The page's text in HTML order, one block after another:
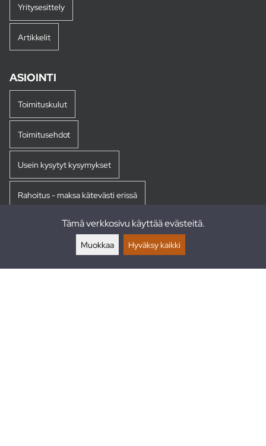
Yritysesittely
Artikkelit
ASIOINTI
Toimituskulut
Toimitusehdot
Usein kysytyt kysymykset
Rahoitus - maksa kätevästi erissä
Tämä verkkosivu käyttää evästeitä.
Muokkaa Hyväksy kaikki